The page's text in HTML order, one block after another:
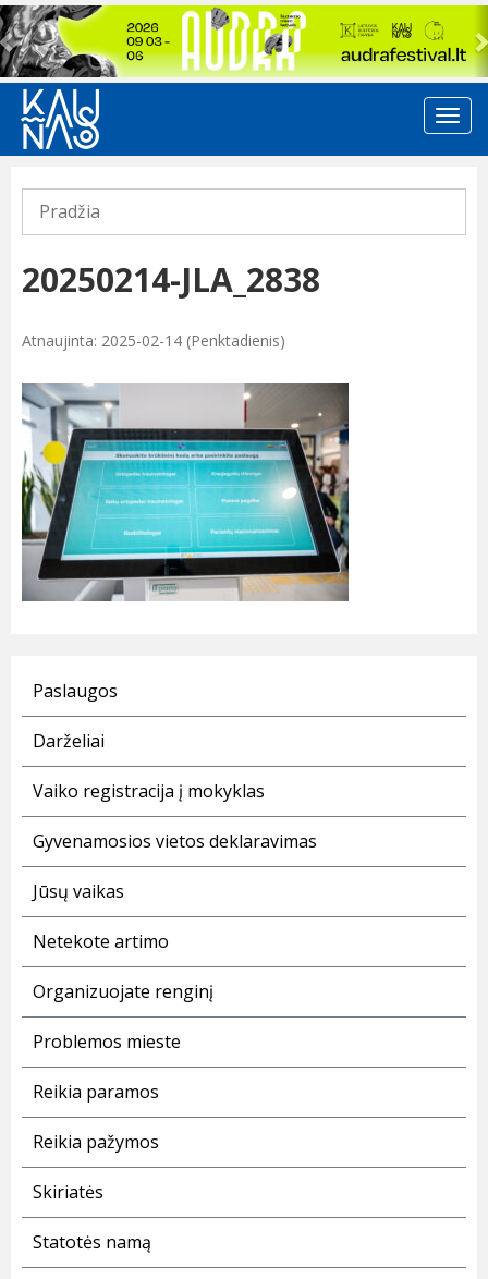
Previous
Pradžia
20250214-JLA_2838
Atnaujinta: 2025-02-14 (Penktadienis)
Paslaugos
Darželiai
Vaiko registracija į mokyklas
Gyvenamosios vietos deklaravimas
Jūsų vaikas
Netekote artimo
Organizuojate renginį
Problemos mieste
Reikia paramos
Reikia pažymos
Skiriatės
Statotės namą